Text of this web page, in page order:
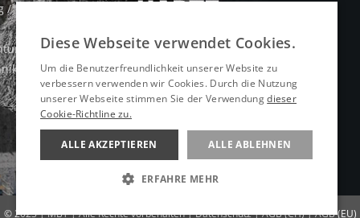
/
© 2023 | MBT | Alle Rechte vorbehalten |Datenschutz|AGB (CH)|AGB (EU)
Diese Webseite verwendet Cookies.
Um die Benutzerfreundlichkeit unserer Website zu
verbessern verwenden wir Cookies. Durch die Nutzung
unserer Webseite stimmen Sie der Verwendungdieser
Cookie-Richtline zu.
ALLE AKZEPTIEREN ALLE ABLEHNEN
ERFAHRE MEHR